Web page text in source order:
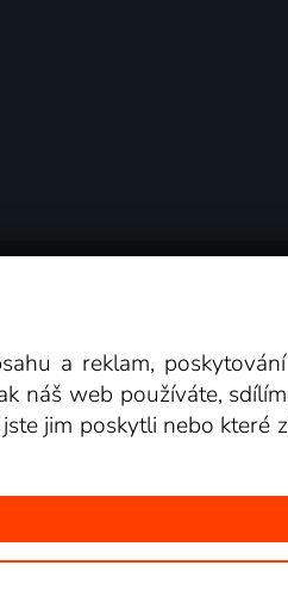
a reklam,
náš web používáte,
jim poskytli nebo které